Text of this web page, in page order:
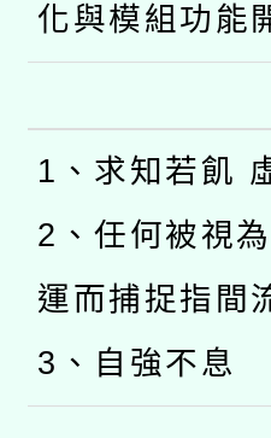
化與模組功能
1、求知若飢
2、任何被視
運而捕捉指間
3、自強不息